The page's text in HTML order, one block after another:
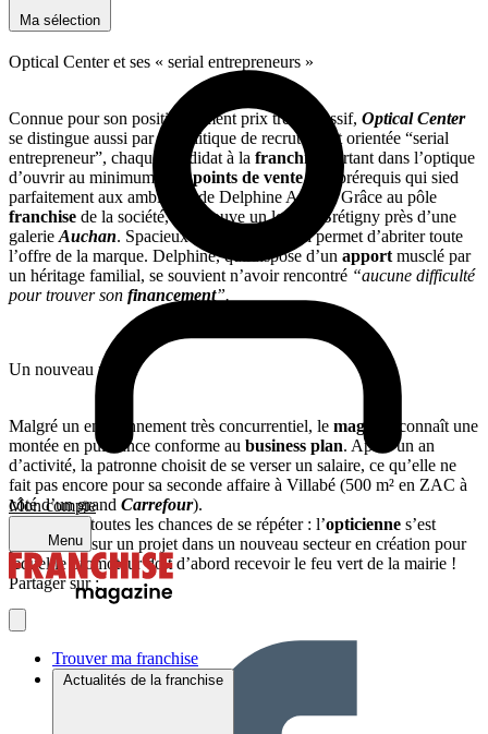
Ma sélection
Mon compte
Menu
Trouver ma franchise
Actualités de la franchise
Optical Center et ses « serial entrepreneurs »
Connue pour son positionnement prix très agressif, Optical Center
se distingue aussi par sa politique de recrutement orientée “serial
entrepreneur”, chaque candidat à la franchise
partant dans l’optique
d’ouvrir au minimum troispoints de vente. Un prérequis qui sied
parfaitement aux ambitions de Delphine Assola. Grâce au pôle
franchise de la société, elle trouve un local à Brétigny près d’une
galerie Auchan. Spacieux (500 m²), celui-ci permet d’abriter toute
l’offre de la marque. Delphine, qui dispose d’un apport musclé par
un héritage familial, se souvient n’avoir rencontré “aucune difficulté
pour trouver son financement”.
Un nouveau projet
Malgré un environnement très concurrentiel, le magasin
connaît une
montée en puissance conforme au business plan. Après un an
d’activité, la patronne choisit de se verser un salaire, ce qu’elle ne
fait pas encore pour sa seconde affaire à Villabé (500 m² en ZAC à
côté d’un grand Carrefour).
L’histoire a toutes les chances de se répéter : l’opticienne s’est
positionnée sur un projet dans un nouveau secteur en création pour
lequel le promoteur doit d’abord recevoir le feu vert de la mairie !
Partager sur :